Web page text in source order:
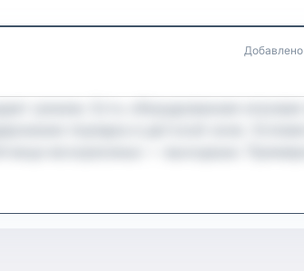
Добавлено
или метро Марьино. Рядом парк с